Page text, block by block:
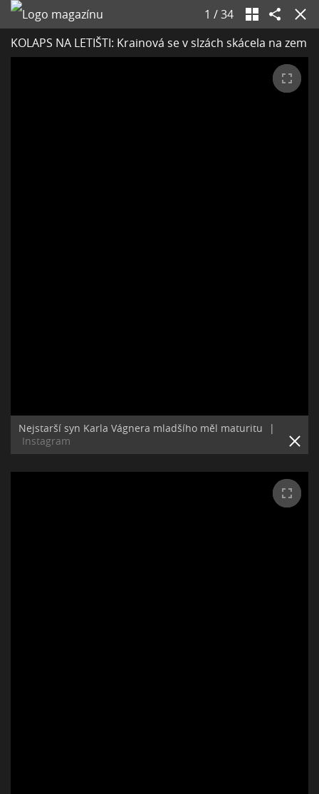
1 /34
KOLAPS NA LETIŠTI: Krainová se v slzách skácela na zem
Nejstarší syn Karla Vágnera mladšího měl maturitu
|
Instagram